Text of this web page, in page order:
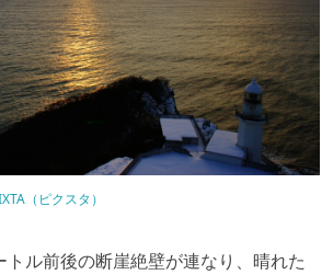
（ピクスタ）
ル前後の断崖絶壁が連なり、晴れた